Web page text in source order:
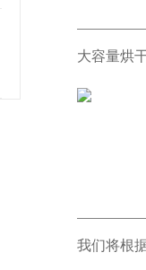
大容量烘
我们将根